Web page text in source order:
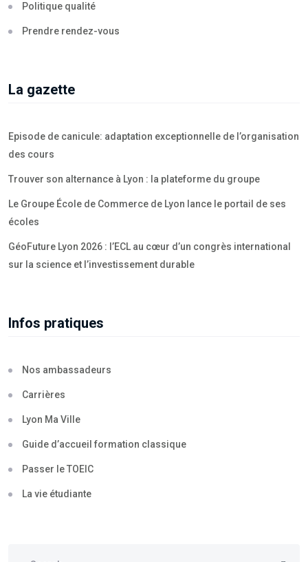
Politique qualité
Prendre rendez-vous
La gazette
Episode de canicule: adaptation exceptionnelle de l’organisation
des cours
Trouver son alternance à Lyon : la plateforme du groupe
Le Groupe École de Commerce de Lyon lance le portail de ses
écoles
GéoFuture Lyon 2026 : l’ECL au cœur d’un congrès international
sur la science et l’investissement durable
Infos pratiques
Nos ambassadeurs
Carrières
Lyon Ma Ville
Guide d’accueil formation classique
Passer le TOEIC
La vie étudiante